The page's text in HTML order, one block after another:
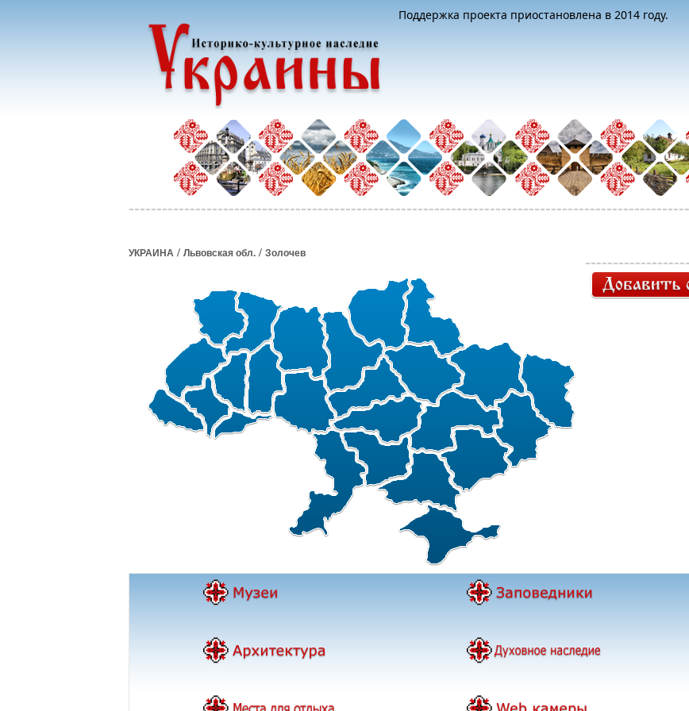
Поддержка проекта приостановлена в 2014 году.
УКРАИНА / Львовская обл. / Золочев